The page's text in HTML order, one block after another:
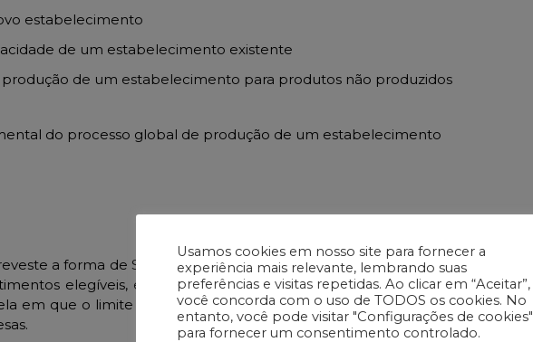
estabelecimento
de um estabelecimento existente
produção de um estabelecimento para produtos não produzidos
do processo global de produção de um estabelecimento
a forma de Subvenção (Fundo Perdido) até ao limite máximo de
elegíveis, excepto nas sub-regiões NUTS III do Alto Alentejo,
em que o limite máximo é de 50% para médias empresas e de 60%
Usamos cookies em nosso site para fornecer a
experiência mais relevante, lembrando suas
preferências e visitas repetidas. Ao clicar em “Aceitar”,
você concorda com o uso de TODOS os cookies. No
entanto, você pode visitar "Configurações de cookies"
para fornecer um consentimento controlado.